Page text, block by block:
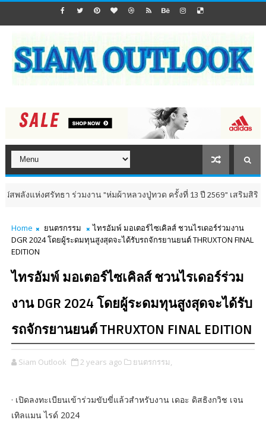
ศรัทธา ร่วมงาน "ห่มผ้าหลวงปู่ทวด ครั้งที่ 13 ปี 2569" เสริมสิริมงคล เติ
Home ยนตรกรรม
ไทรอัมพ์ มอเตอร์ไซเคิลส์ ชวนไรเดอร์ร่วมงาน
DGR 2024 โดยผู้ระดมทุนสูงสุดจะได้รับรถจักรยานยนต์ THRUXTON FINAL
EDITION
ไทรอัมพ์ มอเตอร์ไซเคิลส์ ชวนไรเดอร์ร่วม
งาน DGR 2024 โดยผู้ระดมทุนสูงสุดจะได้รับ
รถจักรยานยนต์ THRUXTON FINAL EDITION
Siam Outlook 2 years ago ยนตรกรรม,
· เปิดลงทะเบียนเข้าร่วมขับขี่แล้วสำหรับงาน เดอะ ดิสธิงกวิช เจน
เทิลแมน ไรด์ 2024